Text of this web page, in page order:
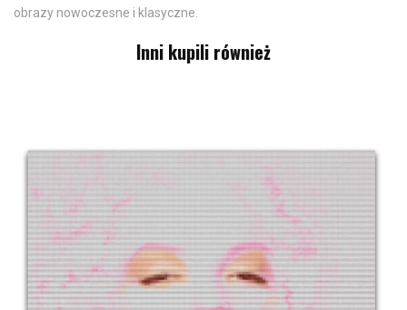
obrazy nowoczesne i klasyczne.
Inni kupili również